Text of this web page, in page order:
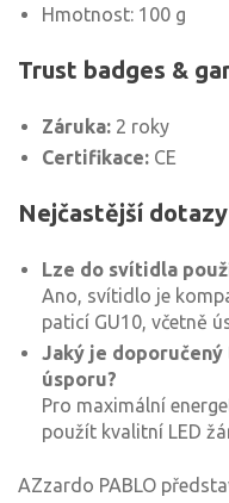
Hmotnost: 100 g
Trust badges &
Záruka: 2 roky
Certifikace: CE
Nejčastější dotazy
Lze do svítidla
Ano, svítidlo je
paticí GU10, včetně
Jaký je
úsporu?
Pro maximální
použít kvalitní LED
AZzardo PABLO